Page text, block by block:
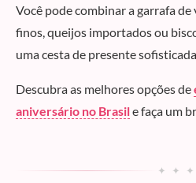
Você pode combinar a garrafa
finos, queijos importados ou
uma cesta de presente
Descubra as melhores opções de
aniversário no Brasile faça um
✦ ✦ ✦